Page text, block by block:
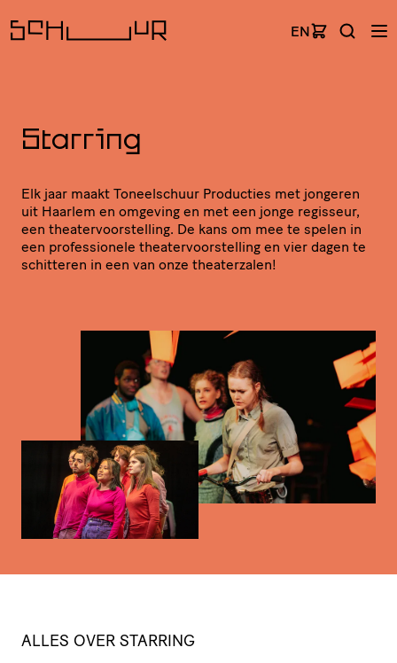
EN
Starring
Elk jaar maakt Toneel­schuur Producties met jongeren
uit Haarlem en omgeving en met een jonge regisseur,
een thea­ter­voor­stel­ling. De kans om mee te spelen in
een profes­si­o­nele thea­ter­voor­stel­ling en vier dagen te
schitteren in een van onze theaterzalen!
ALLES OVER STARRING